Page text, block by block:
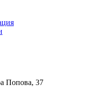
Попова, 37